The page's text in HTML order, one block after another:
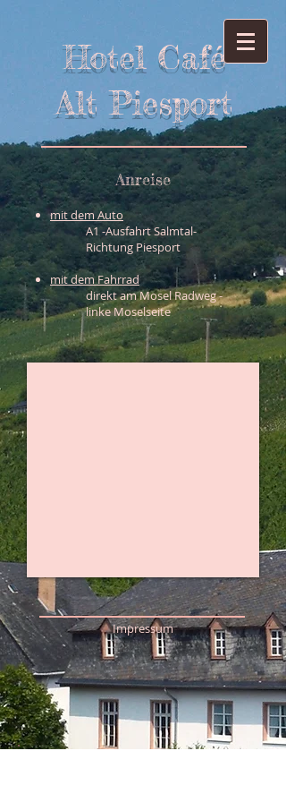
Hotel Café
Alt Piesport
Anreise
mit dem Auto
A1 -Ausfahrt Salmtal-
Richtung Piesport
mit dem Fahrrad
direkt am Mosel Radweg -
linke Moselseite
Impressum